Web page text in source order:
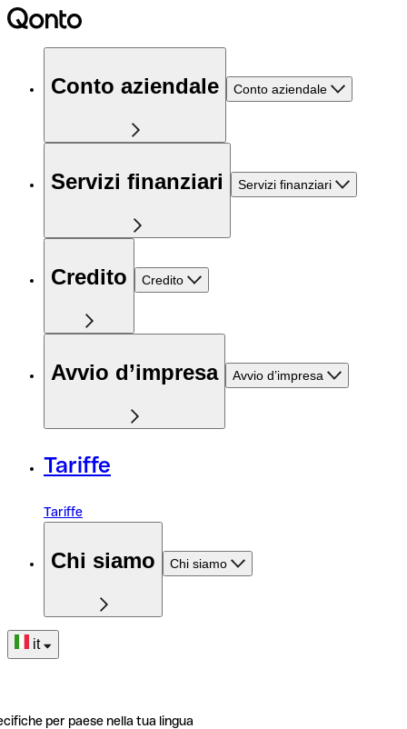
Conto aziendale Conto aziendale
Servizi finanziari Servizi finanziari
Credito Credito
Avvio d’impresa Avvio d’impresa
Tariffe
Tariffe
Chi siamo Chi siamo
it
per paese nella tua lingua